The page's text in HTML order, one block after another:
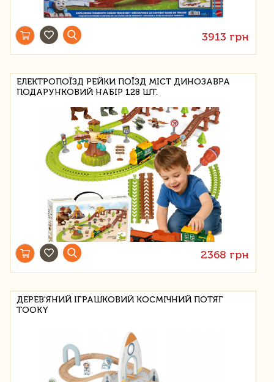
3913 грн
ЕЛЕКТРОПОЇЗД РЕЙКИ ПОЇЗД МІСТ ДИНОЗАВРА
ПОДАРУНКОВИЙ НАБІР 128 ШТ.
2368 грн
ДЕРЕВ'ЯНИЙ ІГРАШКОВИЙ КОСМІЧНИЙ ПОТЯГ
TOOKY